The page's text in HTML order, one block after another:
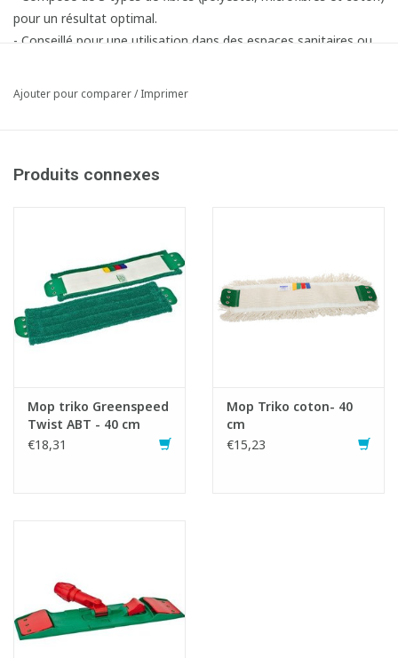
pour un résultat optimal.
- Conseillé pour une utilisation dans des espaces sanitaires ou
irrégulière.
Ajouter pour comparer/Imprimer
Produits connexes
Mop triko Greenspeed
Twist ABT - 40 cm
€18,31
Mop Triko coton- 40
cm
€15,23